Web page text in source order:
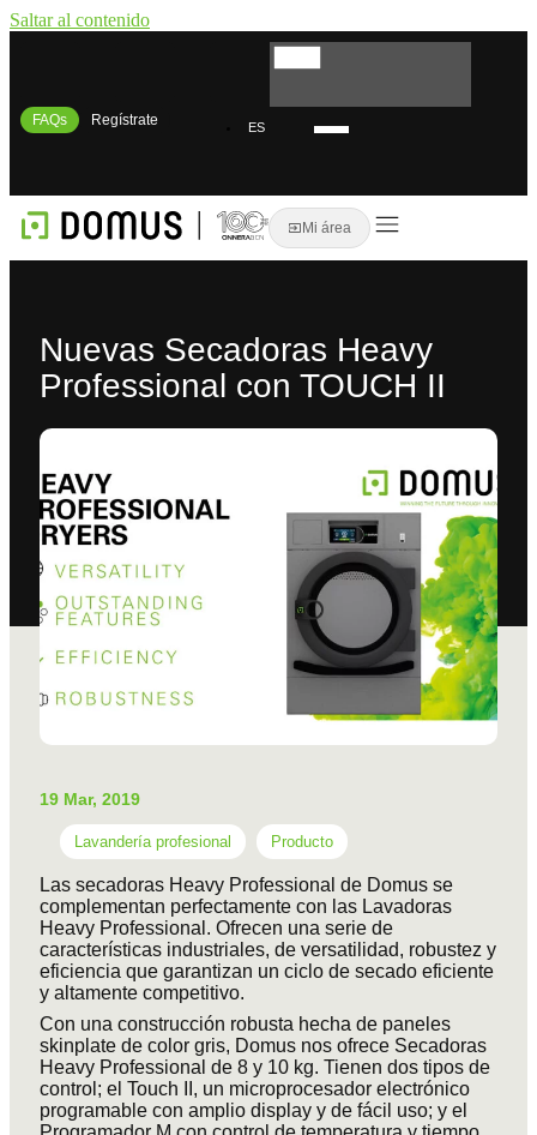
Saltar al contenido
FAQs Regístrate
ES
Mi área
Nuevas Secadoras Heavy
Professional con TOUCH II
19 Mar, 2019
Lavandería profesional Producto
Las secadoras Heavy Professional de Domus se
complementan perfectamente con las Lavadoras
Heavy Professional. Ofrecen una serie de
características industriales, de versatilidad, robustez y
eficiencia que garantizan un ciclo de secado eficiente
y altamente competitivo.
Con una construcción robusta hecha de paneles
skinplate de color gris, Domus nos ofrece Secadoras
Heavy Professional de 8 y 10 kg. Tienen dos tipos de
control; el Touch II, un microprocesador electrónico
programable con amplio display y de fácil uso; y el